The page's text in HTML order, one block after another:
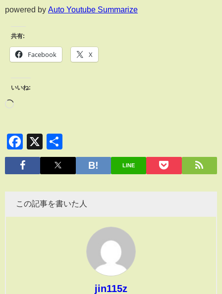
powered by Auto Youtube Summarize
共有:
Facebook X
いいね:
Facebook
X
有
LINE
この記事を書いた人
jin115z